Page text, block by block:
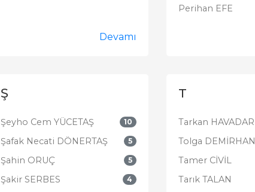
Devamı
Perihan EFE
Ş
Şeyho Cem YÜCETAŞ 10
Şafak Necati DÖNERTAŞ 5
Şahin ORUÇ 5
Şakir SERBES 4
T
Tarkan HAVADAR
Tolga DEMİRHAN
Tamer CİVİL
Tarık TALAN